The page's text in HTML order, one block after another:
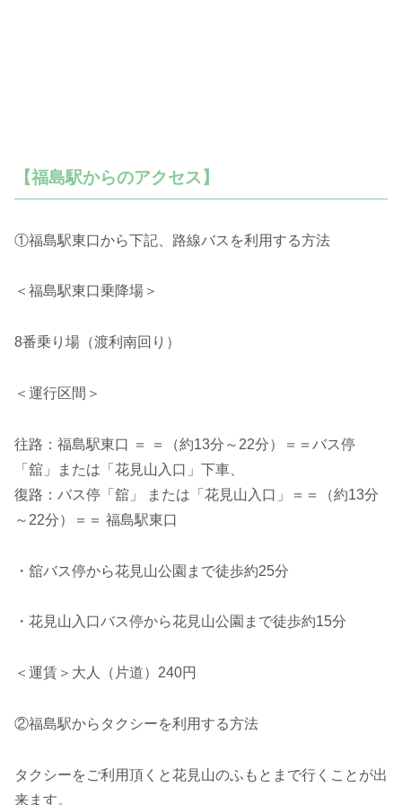
【福島駅からのアクセス】
①福島駅東口から下記、路線バスを利用する方法
＜福島駅東口乗降場＞
8番乗り場（渡利南回り）
＜運行区間＞
往路：福島駅東口 ＝ ＝（約13分～22分）＝＝バス停
「舘」または「花見山入口」下車、
復路：バス停「舘」 または「花見山入口」＝＝（約13分
～22分）＝＝ 福島駅東口
・舘バス停から花見山公園まで徒歩約25分
・花見山入口バス停から花見山公園まで徒歩約15分
＜運賃＞大人（片道）240円
②福島駅からタクシーを利用する方法
タクシーをご利用頂くと花見山のふもとまで行くことが出
来ます。